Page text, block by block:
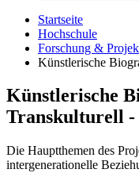
Startseite
Hochschule
Forschung &
Künstlerische
Künstlerische
Transkulturell
Die Hauptthemen des
intergenerationelle